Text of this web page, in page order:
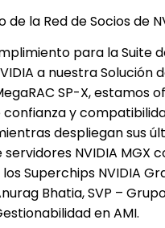
la Red de Socios de
para la Suite
a nuestra Solución
SP-X, estamos
y
despliegan sus
NVIDIA MGX
Superchips NVIDIA
Bhatia, SVP –
en AMI.